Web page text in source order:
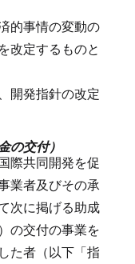
的事情の変動の
改定するものと
開発指針の改定
の交付）
際共同開発を促
業者及びその承
次に掲げる助成
の交付の事業を
た者（以下「指